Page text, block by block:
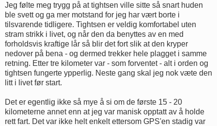
Jeg følte meg trygg på at tightsen ville sitte så snart huden
ble svett og ga mer motstand for jeg har vært borte i
tilsvarende tidligere. Tightsen er veldig komfortabel uten
stram strikk i livet, og når den da benyttes av en med
forholdsvis kraftige lår så blir det fort slik at den kryper
nedover på bena - og dermed trekker hele plagget i samme
retning. Etter tre kilometer var - som forventet - alt i orden og
tightsen fungerte ypperlig. Neste gang skal jeg nok væte den
litt i livet før start.
Det er egentlig ikke så mye å si om de første 15 - 20
kilometerne annet enn at jeg var manisk opptatt av å holde
rett fart. Det var ikke helt enkelt ettersom GPS'en stadig var